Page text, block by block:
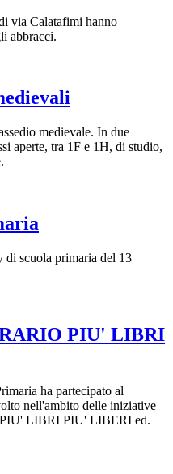
via Calatafimi hanno
abbracci.
medievale. In due
aperte, tra 1F e 1H, di studio,
di scuola primaria del 13
PIU' LIBRI
ha partecipato al
nell'ambito delle iniziative
PIU' LIBRI PIU' LIBERI ed.